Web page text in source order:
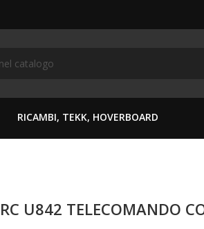
RICAMBI, TEKK, HOVERBOARD
U842 TELECOMANDO